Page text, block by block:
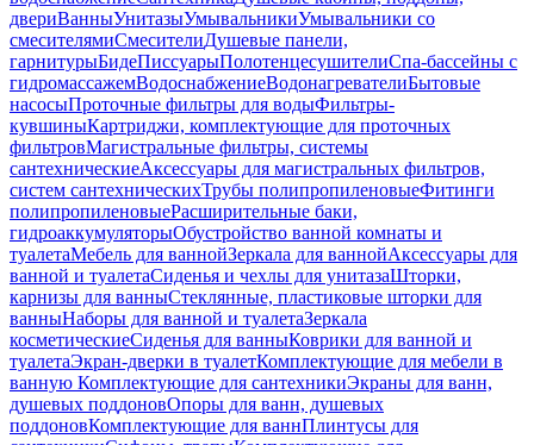
двериВанныУнитазыУмывальникиУмывальники со
смесителямиСмесителиДушевые панели,
гарнитурыБидеПиссуарыПолотенцесушителиСпа-бассейны с
гидромассажемВодоснабжениеВодонагревателиБытовые
насосыПроточные фильтры для водыФильтры-
кувшиныКартриджи, комплектующие для проточных
фильтровМагистральные фильтры, системы
сантехническиеАксессуары для магистральных фильтров,
систем сантехническихТрубы полипропиленовыеФитинги
полипропиленовыеРасширительные баки,
гидроаккумуляторыОбустройство ванной комнаты и
туалетаМебель для ваннойЗеркала для ваннойАксессуары для
ванной и туалетаСиденья и чехлы для унитазаШторки,
карнизы для ванныСтеклянные, пластиковые шторки для
ванныНаборы для ванной и туалетаЗеркала
косметическиеСиденья для ванныКоврики для ванной и
туалетаЭкран-дверки в туалетКомплектующие для мебели в
ванную Комплектующие для сантехникиЭкраны для ванн,
душевых поддоновОпоры для ванн, душевых
поддоновКомплектующие для ваннПлинтусы для